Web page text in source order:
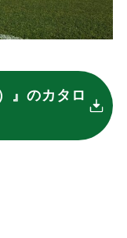
』のカタロ